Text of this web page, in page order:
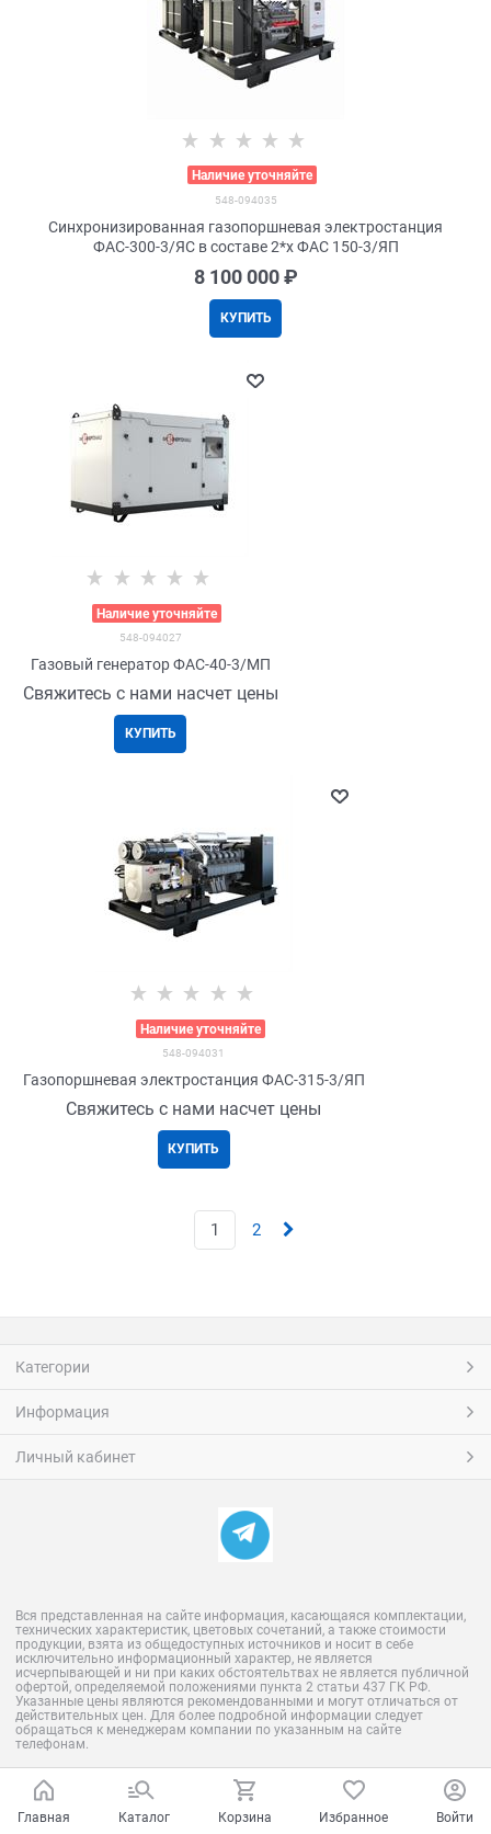
Наличие уточняйте
548-094035
Синхронизированная газопоршневая электростанция
ФАС-300-3/ЯС в составе 2*x ФАС 150-3/ЯП
8 100 000 ₽
КУПИТЬ
Наличие уточняйте
548-094027
Газовый генератор ФАС-40-3/МП
Свяжитесь с нами насчет цены
КУПИТЬ
Наличие уточняйте
548-094031
Газопоршневая электростанция ФАС-315-3/ЯП
Свяжитесь с нами насчет цены
КУПИТЬ
1 2
Категории
Информация
Личный кабинет
Вся представленная на сайте информация, касающаяся комплектации,
технических характеристик, цветовых сочетаний, а также стоимости
продукции, взята из общедоступных источников и носит в себе
исключительно информационный характер, не является
исчерпывающей и ни при каких обстоятельтвах не является публичной
офертой, определяемой положениями пункта 2 статьи 437 ГК РФ.
Указанные цены являются рекомендованными и могут отличаться от
действительных цен. Для более подробной информации следует
обращаться к менеджерам компании по указанным на сайте
телефонам.
Главная Каталог Корзина Избранное Войти